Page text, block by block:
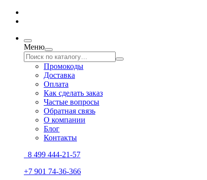
Меню
Промокоды
Доставка
Оплата
Как сделать заказ
Частые вопросы
Обратная связь
О компании
Блог
Контакты
8 499 444-21-57
+7 901 74-36-366